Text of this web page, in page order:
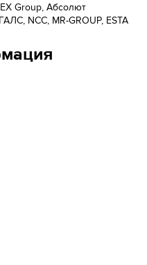
Group, Абсолют
NCC, MR-GROUP, ESTA